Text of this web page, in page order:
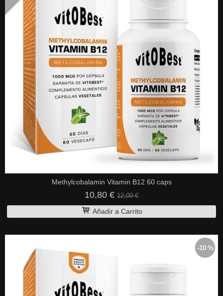
Methylcobalamin Vitamin B12 60 caps
10,80 € 12,00 €
Añadir a Carrito
-10 %